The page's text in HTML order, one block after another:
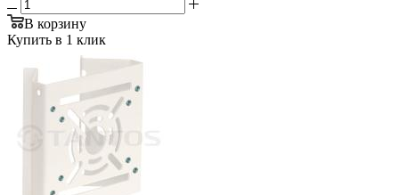
В корзину
Купить в 1 клик